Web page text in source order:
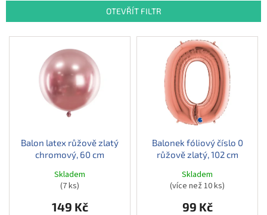
í
p
OTEVŘÍT FILTR
V
Balon latex růžově zlatý
chromový, 60 cm
Skladem
(7 ks)
149 Kč
Balonek fóliový číslo 0
růžově zlatý, 102 cm
Skladem
(více než 10 ks)
99 Kč